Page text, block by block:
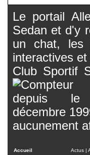
Le portail
Sedan et d'y
un chat, les
interactives
Club Sportif
aucunement
Accueil Actus |